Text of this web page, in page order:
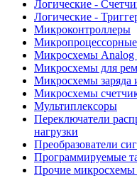
Логические -
Логические -
Микроконтроллеры
Микросхемы Analog
Микросхемы для
Микросхемы заряда
Микросхемы
Мультиплексоры
Переключатели
нагрузки
Преобразователи
Программируемые
Прочие